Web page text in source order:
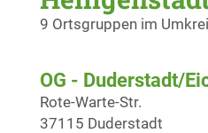
9 Ortsgruppen im
OG - Duderstadt/
Rote-Warte-Str.
37115 Duderstadt